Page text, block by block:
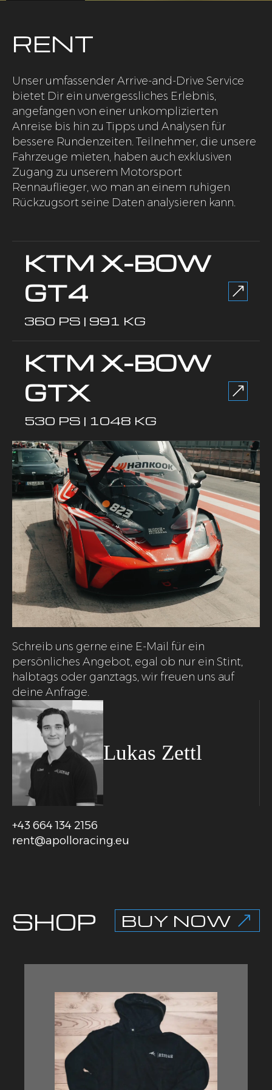
RENT
Unser umfassender Arrive-and-Drive Service
bietet Dir ein unvergessliches Erlebnis,
angefangen von einer unkomplizierten
Anreise bis hin zu Tipps und Analysen für
bessere Rundenzeiten. Teilnehmer, die unsere
Fahrzeuge mieten, haben auch exklusiven
Zugang zu unserem Motorsport
Rennauflieger, wo man an einem ruhigen
Rückzugsort seine Daten analysieren kann.
KTM X-BOW
GT4
360 PS | 991 KG
KTM X-BOW
GTX
530 PS | 1048 KG
Schreib uns gerne eine E-Mail für ein
persönliches Angebot, egal ob nur ein Stint,
halbtags oder ganztags, wir freuen uns auf
deine Anfrage.
Lukas Zettl
+43 664 134 2156
rent@apolloracing.eu
SHOP BUY NOW